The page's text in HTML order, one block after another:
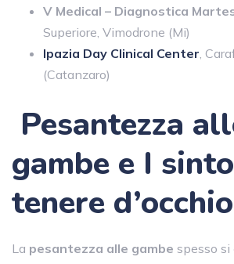
V Medical – Diagnostica
Superiore, Vimodrone (Mi)
Ipazia Day Clinical Center,
(Catanzaro)
Pesantezza
gambe e I
tenere d’occhio
La pesantezza alle gambe spesso si